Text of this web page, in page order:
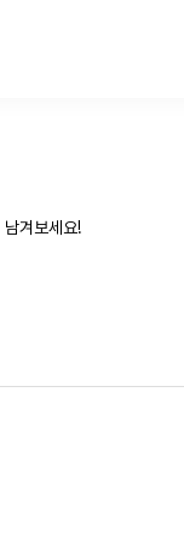
겨보세요!